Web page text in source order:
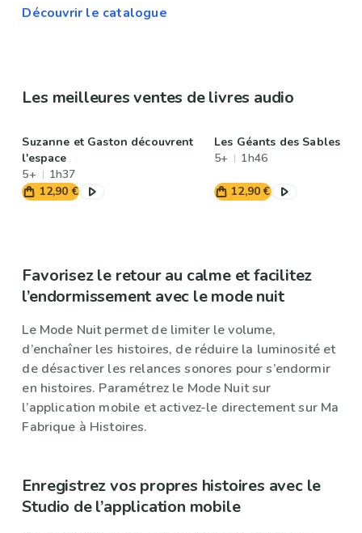
Découvrir le catalogue
Les meilleures ventes de livres audio
Suzanne et Gaston découvrent
l'espace
5+
1h37
12,90 €
Les Géants des Sables
5+
1h46
12,90 €
Favorisez le retour au calme et facilitez
l’endormissement avec le mode nuit
Le Mode Nuit permet de limiter le volume,
d’enchaîner les histoires, de réduire la luminosité et
de désactiver les relances sonores pour s’endormir
en histoires. Paramétrez le Mode Nuit sur
l’application mobile et activez-le directement sur Ma
Fabrique à Histoires.
Enregistrez vos propres histoires avec le
Studio de l’application mobile